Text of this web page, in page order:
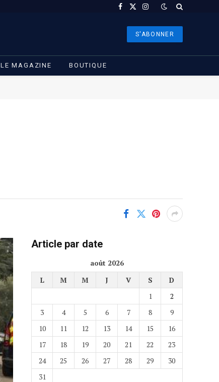
Facebook
X
Instagram
S'ABONNER
LE MAGAZINE BOUTIQUE
Article par date
août 2026
L
M M J V S
D
1
2
3
4 5 6 7 8
9
10
11 12 13 14 15
16
17
18 19 20 21 22
23
24
25 26 27 28 29
30
31